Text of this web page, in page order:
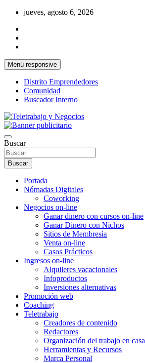
Saltar
contenido
jueves, agosto 6, 2026
Menú responsive
Distrito Emprendedores
Comunidad
Buscador Interno
Teletrabajo y Negocios
Buscar
Buscar
Portada
Nómadas Digitales
Coworking
Negocios on-line
Ganar dinero con cursos on-line
Ganar Dinero con Nichos
Sitios de Membresía
Venta on-line
Casos Prácticos
Ingresos on-line
Alquileres vacacionales
Infoproductos
Inversiones alternativas
Promoción web
Coaching
Teletrabajo
Creadores de contenido
Redactores
Organización del trabajo en casa
Herramientas y Recursos
Marca Personal